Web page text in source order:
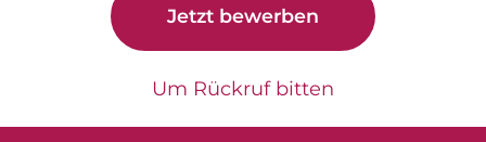
Jetzt bewerben
Um Rückruf bitten